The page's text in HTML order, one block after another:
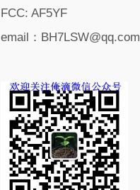
FCC: AF5YF
email：BH7LSW@qq.com